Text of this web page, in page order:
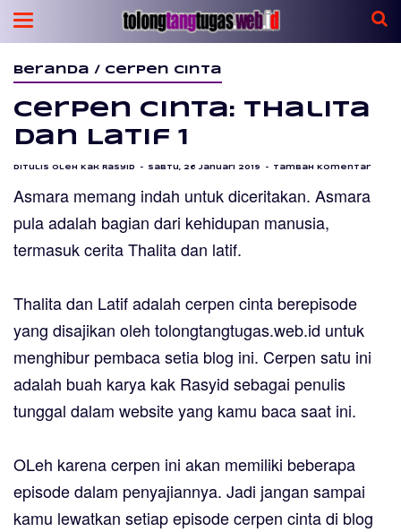
Beranda / Cerpen cinta
Cerpen Cinta: Thalita
dan Latif 1
Ditulis oleh Kak Rasyid Sabtu, 26 Januari 2019 Tambah Komentar
Asmara memang indah untuk diceritakan. Asmara
pula adalah bagian dari kehidupan manusia,
termasukcerita Thalita dan latif.
Thalita dan Latif adalah cerpen cinta berepisode
yang disajikan oleh tolongtangtugas.web.id untuk
menghibur pembaca setia blog ini. Cerpen satu ini
adalah buah karya kak Rasyid sebagai penulis
tunggal dalam website yang kamu baca saat ini.
OLeh karenacerpen ini akan memiliki beberapa
episode dalam penyajiannya. Jadi jangan sampai
kamu lewatkan setiap episode cerpen cinta di blog